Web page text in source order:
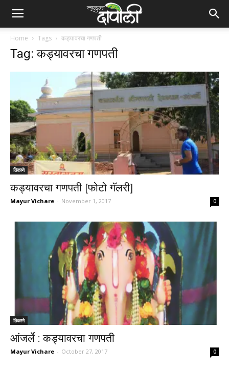
Home Tags कड्यावरचा गणपती
Tag: कड्यावरचा गणपती
ठिकाणे
कड्यावरचा गणपती [फोटो गॅलरी]
Mayur Vichare - November 1, 2017 0
ठिकाणे
आंजर्ले : कड्यावरचा गणपती
Mayur Vichare - October 27, 2017 0